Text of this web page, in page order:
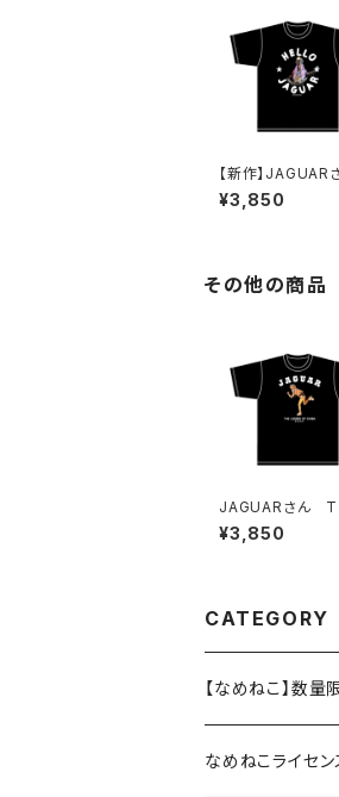
【新作】
Tシャツ（HELLO
UAR）Black
¥3,850
その他の商品
JAGUARさん T
ツ（LEGEND-B）
¥3,850
CATEGORY
【なめねこ】数
なめねこライセン